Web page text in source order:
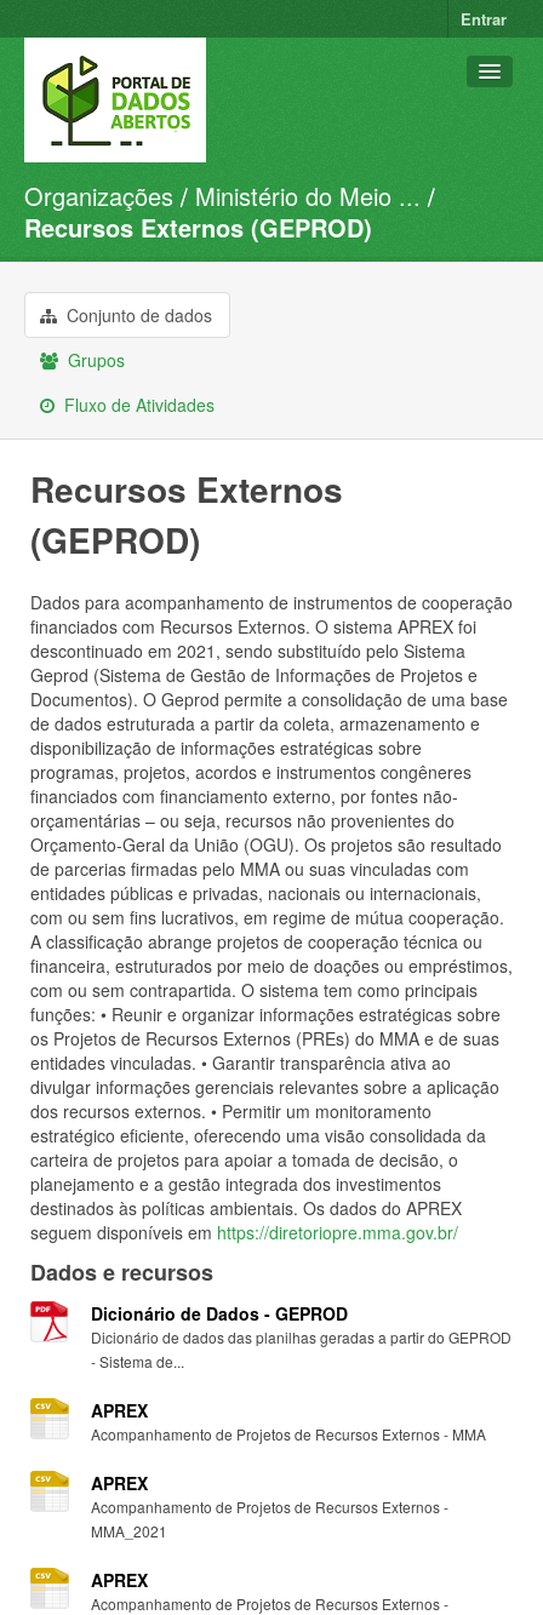
Entrar
Conjuntos de dados
Organizações
Sobre
Organizações
Ministério do Meio ...
Recursos Externos (GEPROD)
Conjunto de dados
Grupos
Fluxo de Atividades
Recursos Externos
(GEPROD)
Dados para acompanhamento de instrumentos de cooperação
financiados com Recursos Externos. O sistema APREX foi
descontinuado em 2021, sendo substituído pelo Sistema
Geprod (Sistema de Gestão de Informações de Projetos e
Documentos). O Geprod permite a consolidação de uma base
de dados estruturada a partir da coleta, armazenamento e
disponibilização de informações estratégicas sobre
programas, projetos, acordos e instrumentos congêneres
financiados com financiamento externo, por fontes não-
orçamentárias – ou seja, recursos não provenientes do
Orçamento-Geral da União (OGU). Os projetos são resultado
de parcerias firmadas pelo MMA ou suas vinculadas com
entidades públicas e privadas, nacionais ou internacionais,
com ou sem fins lucrativos, em regime de mútua cooperação.
A classificação abrange projetos de cooperação técnica ou
financeira, estruturados por meio de doações ou empréstimos,
com ou sem contrapartida. O sistema tem como principais
funções: • Reunir e organizar informações estratégicas sobre
os Projetos de Recursos Externos (PREs) do MMA e de suas
entidades vinculadas. • Garantir transparência ativa ao
divulgar informações gerenciais relevantes sobre a aplicação
dos recursos externos. • Permitir um monitoramento
estratégico eficiente, oferecendo uma visão consolidada da
carteira de projetos para apoiar a tomada de decisão, o
planejamento e a gestão integrada dos investimentos
destinados às políticas ambientais. Os dados do APREX
seguem disponíveis em https://diretoriopre.mma.gov.br/
Dados e recursos
Dicionário de Dados - GEPROD
Dicionário de dados das planilhas geradas a partir do GEPROD
- Sistema de...
APREX
Acompanhamento de Projetos de Recursos Externos - MMA
APREX
Acompanhamento de Projetos de Recursos Externos -
MMA_2021
APREX
Acompanhamento de Projetos de Recursos Externos -